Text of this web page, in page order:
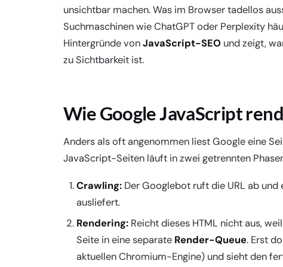
unsichtbar machen. Was im Browser tadellos
Suchmaschinen wie ChatGPT oder Perplexity
Hintergründe vonJavaScript-SEO und zeigt,
zu Sichtbarkeit ist.
Wie Google JavaScript
Anders als oft angenommen liest Google eine
JavaScript-Seiten läuft in zwei getrennten
Crawling:Der Googlebot ruft die URL ab und
ausliefert.
Rendering:Reicht dieses HTML nicht aus,
Seite in eine separate Render-Queue. Erst
aktuellen Chromium-Engine) und sieht den